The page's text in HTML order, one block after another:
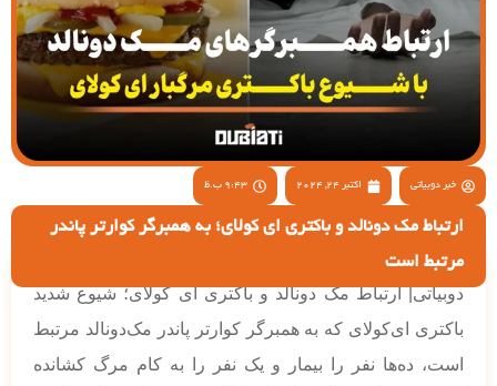
خبر دوبیاتی اکتبر 24, 2024 9:43 ب.ظ
ارتباط مک دونالد و باکتری ای کولای؛ به همبرگر کوارتر پاندر
مرتبط است
دوبیاتی| ارتباط مک دونالد و باکتری ای کولای؛ شیوع شدید
باکتری ای‌کولای که به همبرگر کوارتر پاندر مک‌دونالد مرتبط
است، ده‌ها نفر را بیمار و یک نفر را به کام مرگ کشانده